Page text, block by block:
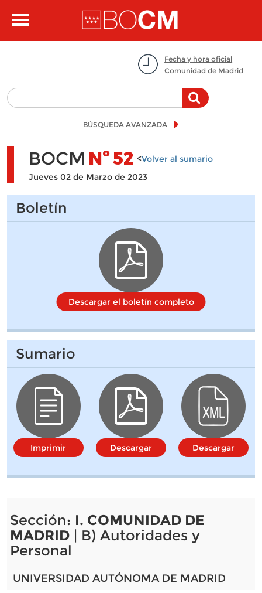
Toggle
Fecha y hora oficial
Comunidad de Madrid
BÚSQUEDA AVANZADA
BOCM Nº52 <Volver al sumario
Jueves 02 de Marzo de 2023
Boletín
Descargar el boletín completo
Sumario
Imprimir Descargar Descargar
Sección: I. COMUNIDAD DE
MADRID| B) Autoridades y
Personal
UNIVERSIDAD AUTÓNOMA DE MADRID